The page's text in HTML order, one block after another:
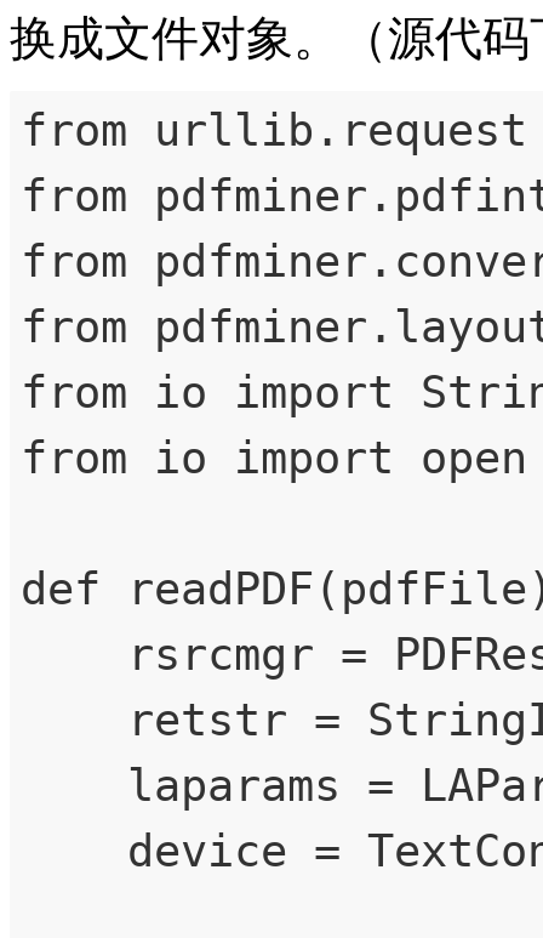
换成文件对象。（源代
from urllib.request
from
from
from
from io import
from io import open
def